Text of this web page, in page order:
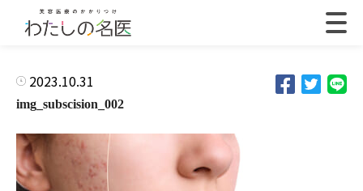
2023.10.31
img_subscision_002